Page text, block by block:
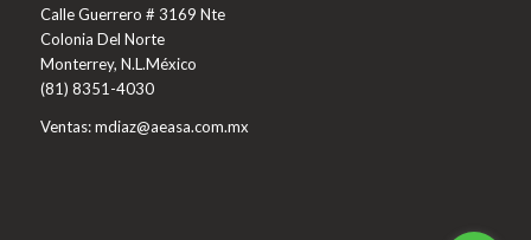
Calle Guerrero # 3169 Nte
Colonia Del Norte
Monterrey, N.L.México
(81) 8351-4030
Ventas: mdiaz@aeasa.com.mx